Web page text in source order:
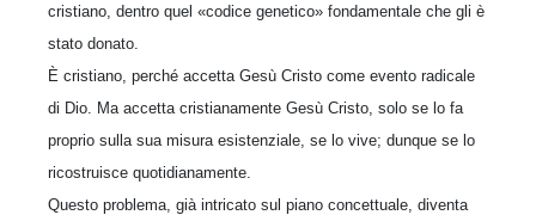
cristiano, dentro quel «codice genetico» fondamentale che gli è
stato donato.
È cristiano, perché accetta Gesù Cristo come evento radicale
di Dio. Ma accetta cristianamente Gesù Cristo, solo se lo fa
proprio sulla sua misura esistenziale, se lo vive; dunque se lo
ricostruisce quotidianamente.
Questo problema, già intricato sul piano concettuale, diventa